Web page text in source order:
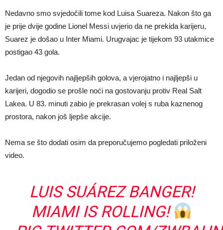
Nedavno smo svjedočili tome kod Luisa Suareza. Nakon što ga
je prije dvije godine Lionel Messi uvjerio da ne prekida karijeru,
Suarez je došao u Inter Miami. Urugvajac je tijekom 93 utakmice
postigao 43 gola.
Jedan od njegovih najljepših golova, a vjerojatno i najljepši u
karijeri, dogodio se prošle noći na gostovanju protiv Real Salt
Lakea. U 83. minuti zabio je prekrasan volej s ruba kaznenog
prostora, nakon još ljepše akcije.
Nema se što dodati osim da preporučujemo pogledati priloženi
video.
LUIS SUÁREZ BANGER!
MIAMI IS ROLLING!